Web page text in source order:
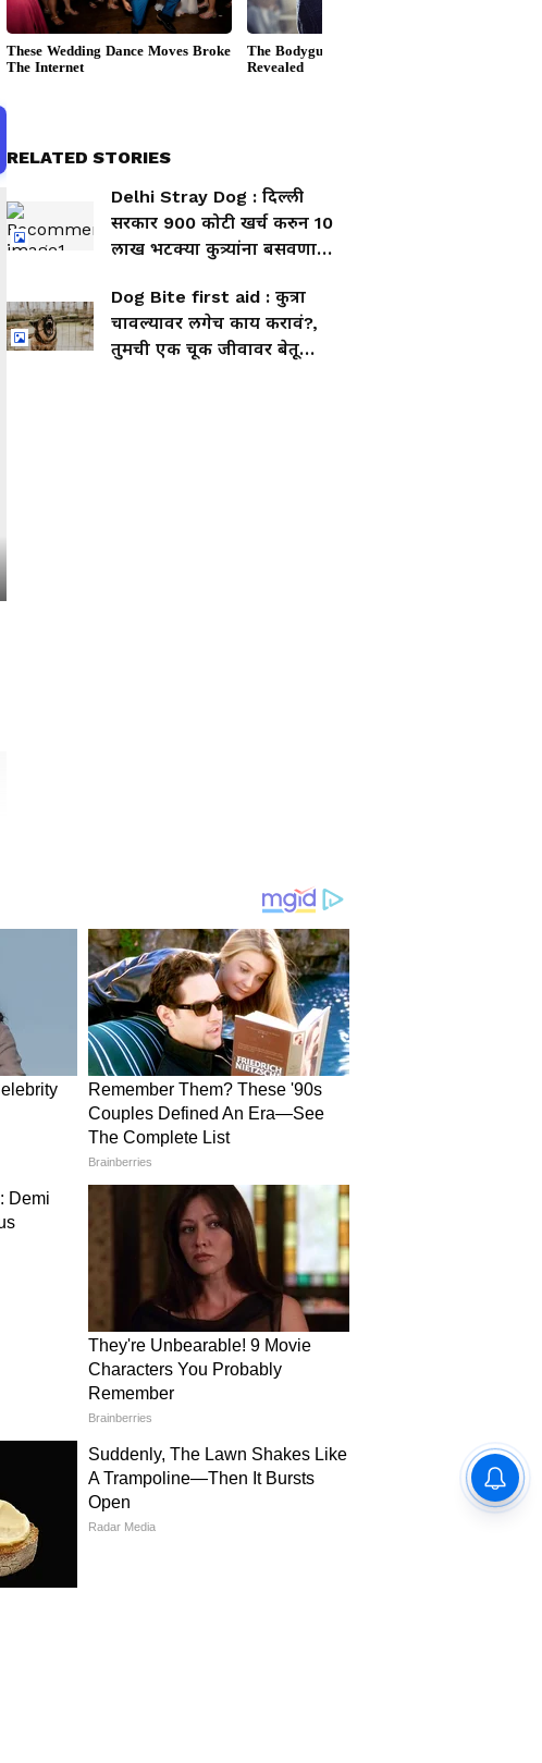
RELATED STORIES
Delhi Stray Dog : दिल्ली
सरकार 900 कोटी खर्च करुन 10
लाख भटक्या कुत्र्यांना बसवणार
Dog Bite first aid : कुत्रा
चावल्यावर लगेच काय करावं?,
तुमची एक चूक जीवावर बेतू